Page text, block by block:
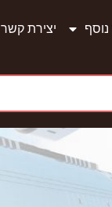
יצירת קשר